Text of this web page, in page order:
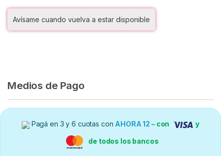
Avísame cuando vuelva a estar disponible
Medios de Pago
Pagá en 3 y 6 cuotas con AHORA 12 – con y
de todos los bancos